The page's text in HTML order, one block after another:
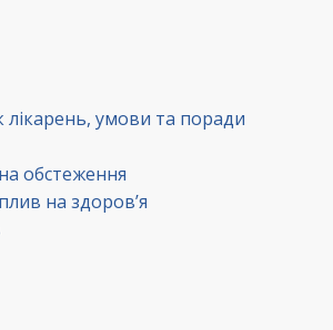
умови та поради
обстеження
на здоров’я